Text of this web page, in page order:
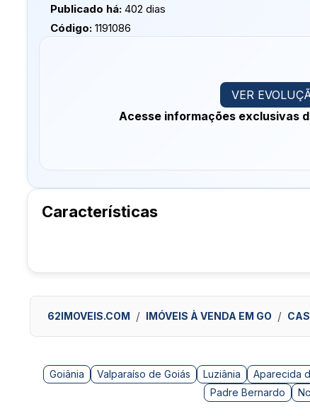
Publicado há: 402 dias
Código: 1191086
VER
Acesse informações exclusivas
Características
62IMOVEIS.COM IMÓVEIS À VENDA EM GO
Goiânia Valparaíso de Goiás Luziânia Aparecida
Padre Bernardo